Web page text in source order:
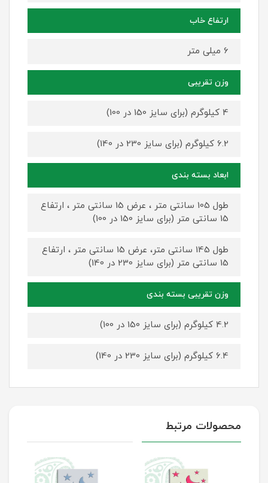
ارتفاع خاب
6 میلی متر
وزن تقریبی
4 کیلوگرم (برای سایز 150 در 100)
6.2 کیلوگرم (برای سایز 230 در 140)
ابعاد بسته بندی
طول 105 سانتی متر ، عرض 15 سانتی متر ، ارتفاع
15 سانتی متر (برای سایز 150 در 100)
طول 145 سانتی متر، عرض 15 سانتی متر ، ارتفاع
15 سانتی متر (برای سایز 230 در 140)
وزن تقریبی بسته بندی
4.2 کیلوگرم (برای سایز 150 در 100)
6.4 کیلوگرم (برای سایز 230 در 140)
محصولات مرتبط